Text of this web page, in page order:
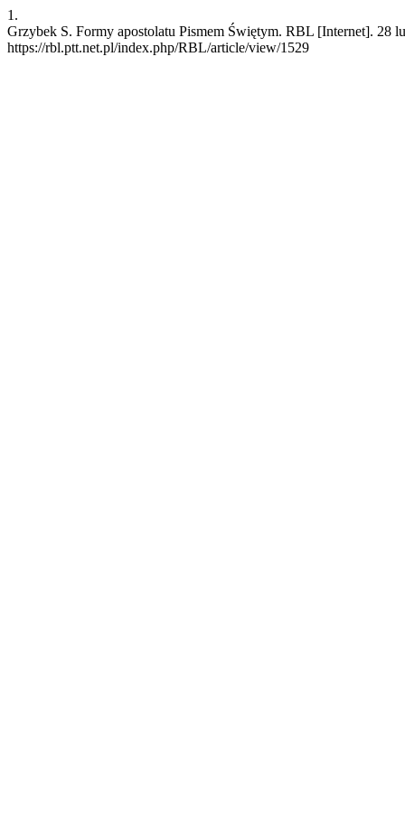
1.
Grzybek S. Formy apostolatu Pismem Świętym. RBL [Internet]. 28
https://rbl.ptt.net.pl/index.php/RBL/article/view/1529